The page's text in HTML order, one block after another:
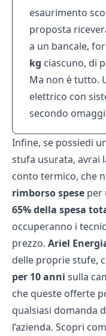
esaurimento
proposta
a un bancale,
kg ciascuno, di
Ma non è tutto.
elettrico con
secondo
Infine, se possiedi
stufa usurata, avrai
conto termico, che
rimborso spese per
65% della spesa
occuperanno i
prezzo. Ariel
delle proprie stufe,
per 10 anni sulla
che queste offerte
qualsiasi domanda
l’azienda. Scopri